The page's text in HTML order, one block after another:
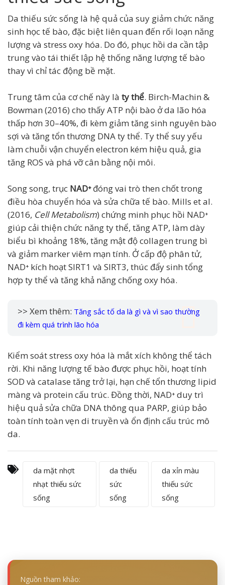
Da thiếu sức sống là hệ quả của suy giảm chức năng
sinh học tế bào, đặc biệt liên quan đến rối loạn năng
lượng và stress oxy hóa. Do đó, phục hồi da cần tập
trung vào tái thiết lập hệ thống năng lượng tế bào
thay vì chỉ tác động bề mặt.
Trung tâm của cơ chế này là ty thể. Birch-Machin &
Bowman (2016) cho thấy ATP nội bào ở da lão hóa
thấp hơn 30–40%, đi kèm giảm tăng sinh nguyên bào
sợi và tăng tổn thương DNA ty thể. Ty thể suy yếu
làm chuỗi vận chuyển electron kém hiệu quả, gia
tăng ROS và phá vỡ cân bằng nội môi.
Song song, trục NAD⁺đóng vai trò then chốt trong
điều hòa chuyển hóa và sửa chữa tế bào. Mills et al.
(2016, Cell Metabolism) chứng minh phục hồi NAD⁺
giúp cải thiện chức năng ty thể, tăng ATP, làm dày
biểu bì khoảng 18%, tăng mật độ collagen trung bì
và giảm marker viêm mạn tính. Ở cấp độ phân tử,
NAD⁺ kích hoạt SIRT1 và SIRT3, thúc đẩy sinh tổng
hợp ty thể và tăng khả năng chống oxy hóa.
>> Xem thêm: Tăng sắc tố da là gì và vì sao thường
đi kèm quá trình lão hóa
Kiểm soát stress oxy hóa là mắt xích không thể tách
rời. Khi năng lượng tế bào được phục hồi, hoạt tính
SOD và catalase tăng trở lại, hạn chế tổn thương lipid
màng và protein cấu trúc. Đồng thời, NAD⁺ duy trì
hiệu quả sửa chữa DNA thông qua PARP, giúp bảo
toàn tính toàn vẹn di truyền và ổn định cấu trúc mô
da.
da mặt nhợt
nhạt thiếu sức
sống
da thiếu
sức
sống
da xỉn màu
thiếu sức
sống
Nguồn tham khảo: